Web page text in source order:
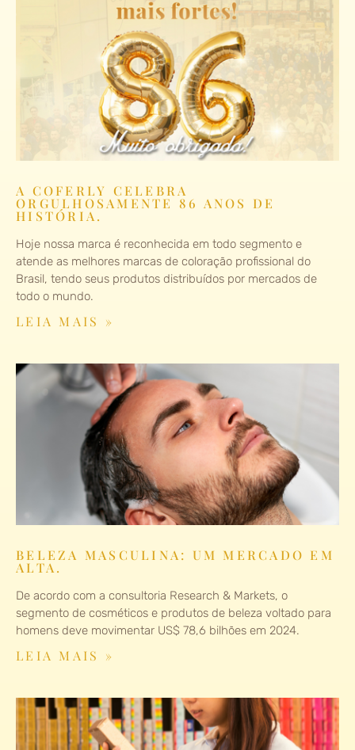
A COFERLY CELEBRA
ORGULHOSAMENTE 86 ANOS DE
HISTÓRIA.
Hoje nossa marca é reconhecida em todo segmento e
atende as melhores marcas de coloração profissional do
Brasil, tendo seus produtos distribuídos por mercados de
todo o mundo.
LEIA MAIS »
BELEZA MASCULINA: UM MERCADO EM
ALTA.
De acordo com a consultoria Research & Markets, o
segmento de cosméticos e produtos de beleza voltado para
homens deve movimentar US$ 78,6 bilhões em 2024.
LEIA MAIS »